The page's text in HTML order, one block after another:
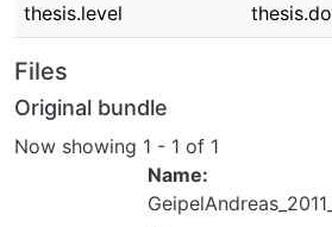
thesis.level
Files
Original bundle
Now showing 1 - 1 of 1
Name: